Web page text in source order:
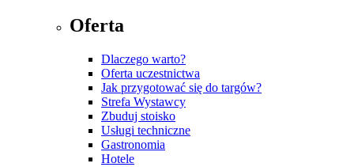
Oferta
Dlaczego warto?
Oferta uczestnictwa
Jak przygotować się do targów?
Strefa Wystawcy
Zbuduj stoisko
Usługi techniczne
Gastronomia
Hotele